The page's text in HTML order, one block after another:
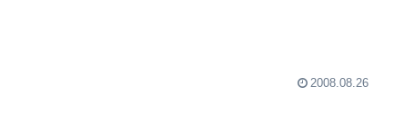
2008.08.26